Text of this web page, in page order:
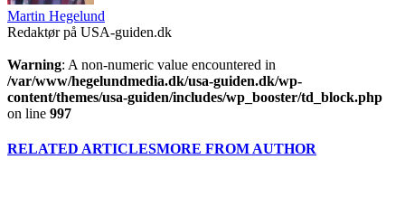
Martin Hegelund
Redaktør på USA-guiden.dk
Warning: A non-numeric value encountered in
/var/www/hegelundmedia.dk/usa-guiden.dk/wp-
content/themes/usa-guiden/includes/wp_booster/td_block.php
on line 997
RELATED ARTICLESMORE FROM AUTHOR